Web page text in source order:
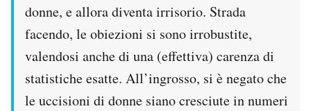
donne, e allora diventa irrisorio. Strada
facendo, le obiezioni si sono irrobustite,
valendosi anche di una (effettiva) carenza di
statistiche esatte. All’ingrosso, si è negato che
le uccisioni di donne siano cresciute in numeri